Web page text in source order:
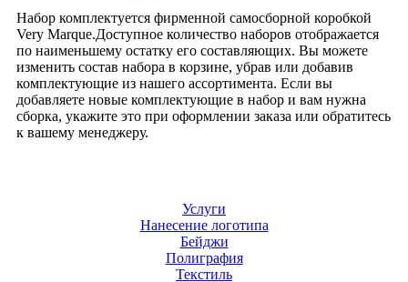
Набор комплектуется фирменной самосборной коробкой
Very Marque.Доступное количество наборов отображается
по наименьшему остатку его составляющих. Вы можете
изменить состав набора в корзине, убрав или добавив
комплектующие из нашего ассортимента. Если вы
добавляете новые комплектующие в набор и вам нужна
сборка, укажите это при оформлении заказа или обратитесь
к вашему менеджеру.
Услуги
Нанесение логотипа
Бейджи
Полиграфия
Текстиль